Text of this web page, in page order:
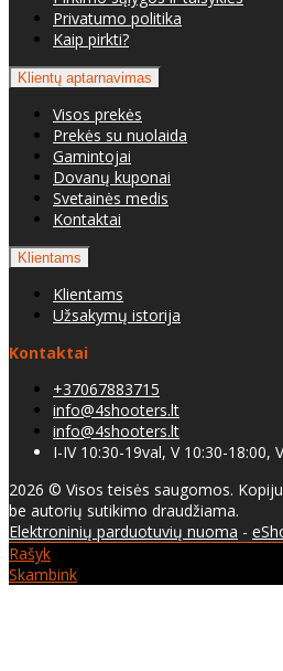
Privatumo politika
Kaip pirkti?
Klientų aptarnavimas
Visos prekės
Prekės su nuolaida
Gamintojai
Dovanų kuponai
Svetainės medis
Kontaktai
Klientams
Klientams
Užsakymų istorija
Kontaktai
+37067883715
info@4shooters.lt
info@4shooters.lt
I-IV 10:30-19val, V 10:30-18:00,
2026 © Visos teisės saugomos.
be autorių sutikimo draudžiama.
Elektroninių parduotuvių nuoma -
Rašyk
Skambink